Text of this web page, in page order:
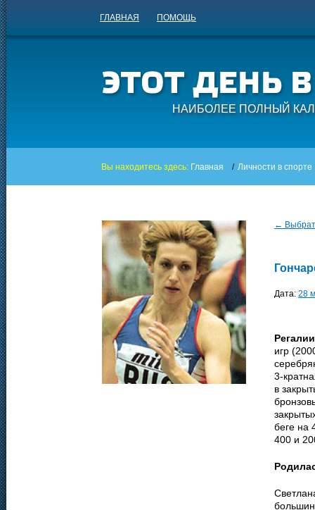
ГЛАВНАЯ ПОМОЩЬ
НАИБОЛЕЕ ПОЛНЫЙ
Вы находитесь здесь: Главная / Личности в спорте
←
Дата: 28
игр
3-
в
беге на
400 и